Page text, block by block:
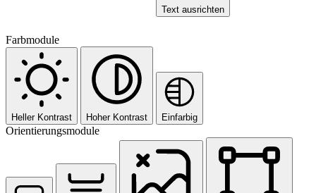
Text ausrichten
Farbmodule
Heller Kontrast Hoher Kontrast Einfarbig
Orientierungsmodule